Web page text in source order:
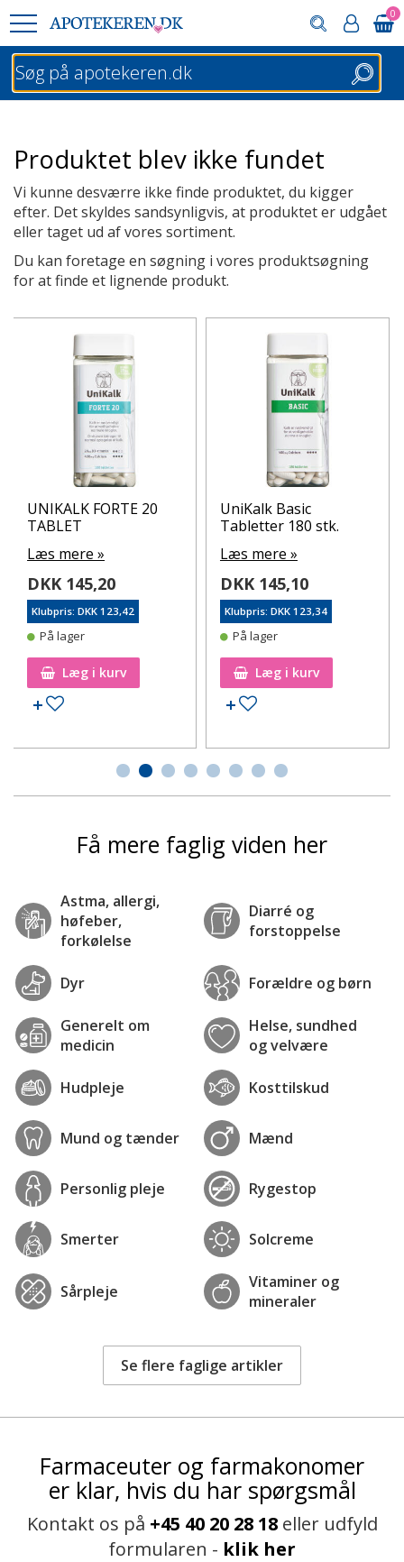
0
Søg
Produktet blev ikke fundet
Vi kunne desværre ikke finde produktet, du kigger
efter. Det skyldes sandsynligvis, at produktet er udgået
eller taget ud af vores sortiment.
Du kan foretage en søgning i vores produktsøgning
for at finde et lignende produkt.
UNIKALK FORTE 20
TABLET
Læs mere »
DKK 145,20
Klubpris: DKK 123,42
På lager
Læg i kurv
Tilføj til ønskeseddel
UniKalk Basic
Tabletter 180 stk.
Læs mere »
DKK 145,10
Klubpris: DKK 123,34
På lager
Læg i kurv
Tilføj til ønskeseddel
Få mere faglig viden her
Astma, allergi,
høfeber,
forkølelse
Diarré og
forstoppelse
Dyr Forældre og børn
Generelt om
medicin
Helse, sundhed
og velvære
Hudpleje Kosttilskud
Mund og tænder Mænd
Personlig pleje Rygestop
Smerter Solcreme
Sårpleje
Vitaminer og
mineraler
Se flere faglige artikler
Farmaceuter og farmakonomer
er klar, hvis du har spørgsmål
Kontakt os på +45 40 20 28 18eller udfyld
formularen - klik her